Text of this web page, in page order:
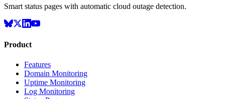
Smart status pages with automatic cloud outage detection.
Product
Features
Domain Monitoring
Uptime Monitoring
Log Monitoring